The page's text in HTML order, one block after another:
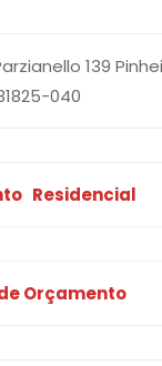
139
040
Residencial
Orçamento